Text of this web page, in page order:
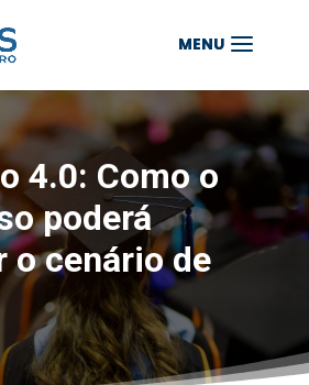
4.0: Como o
poderá
o cenário de